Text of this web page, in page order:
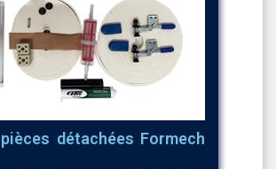
détachées Formech